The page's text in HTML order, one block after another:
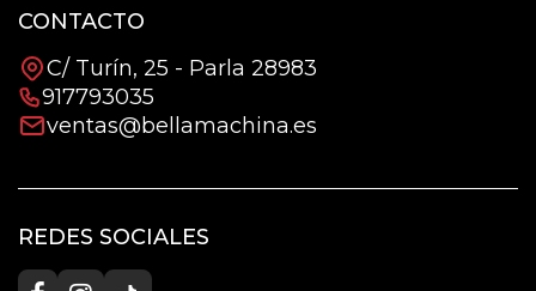
CONTACTO
C/ Turín, 25 - Parla 28983
917793035
ventas@bellamachina.es
REDES SOCIALES